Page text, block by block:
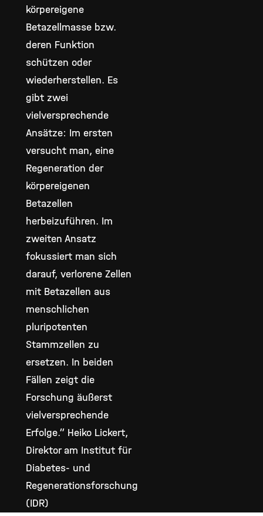
körpereigene
Betazellmasse bzw.
deren Funktion
schützen oder
wiederherstellen. Es
gibt zwei
vielversprechende
Ansätze: Im ersten
versucht man, eine
Regeneration der
körpereigenen
Betazellen
herbeizuführen. Im
zweiten Ansatz
fokussiert man sich
darauf, verlorene Zellen
mit Betazellen aus
menschlichen
pluripotenten
Stammzellen zu
ersetzen. In beiden
Fällen zeigt die
Forschung äußerst
vielversprechende
Erfolge.“ Heiko Lickert,
Direktor am Institut für
Diabetes- und
Regenerationsforschung
(IDR)